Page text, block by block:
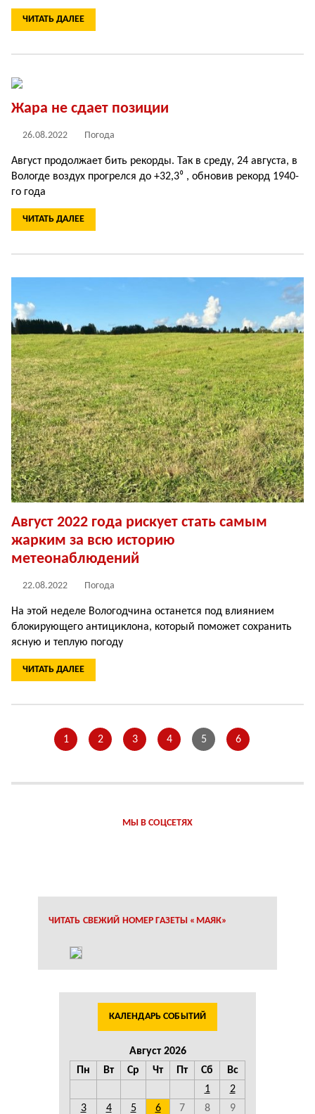
ЧИТАТЬ ДАЛЕЕ
Жара не сдает позиции
26.08.2022 Погода
Август продолжает бить рекорды. Так в среду, 24 августа, в
Вологде воздух прогрелся до +32,3⁰ , обновив рекорд 1940-
го года
ЧИТАТЬ ДАЛЕЕ
Август 2022 года рискует стать самым
жарким за всю историю
метеонаблюдений
22.08.2022 Погода
На этой неделе Вологодчина останется под влиянием
блокирующего антициклона, который поможет сохранить
ясную и теплую погоду
ЧИТАТЬ ДАЛЕЕ
1 2 3 4 5 6
МЫ В СОЦСЕТЯХ
ЧИТАТЬ СВЕЖИЙ НОМЕР ГАЗЕТЫ «МАЯК»
КАЛЕНДАРЬ СОБЫТИЙ
Август 2026
Пн
Вт Ср Чт Пт Сб
Вс
1
2
3
4 5 6 7 8 9